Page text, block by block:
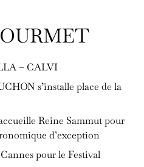
– CALVI
s’installe place de la
Reine Sammut pour
d’exception
pour le Festival